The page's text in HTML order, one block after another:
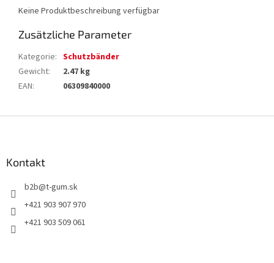
Keine Produktbeschreibung verfügbar
Zusätzliche Parameter
Kategorie: Schutzbänder
Gewicht:
2.47 kg
EAN: 06309840000
Kontakt
b2b@t-gum.sk
+421 903 907 970
+421 903 509 061